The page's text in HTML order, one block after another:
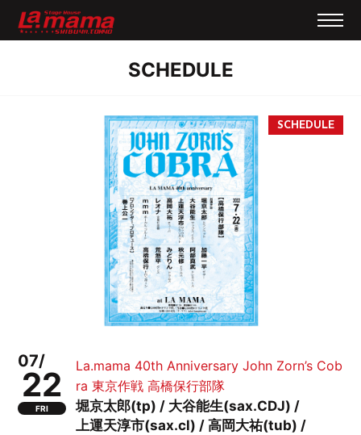
SCHEDULE
07/
22
FRI
La.mama 40th Anniversary John Zorn’s Cob
ra 東京作戦 高橋保行部隊
堀京太郎(tp) / 大谷能生(sax.CDJ) /
上運天淳市(sax.cl) / 高岡大祐(tub) /